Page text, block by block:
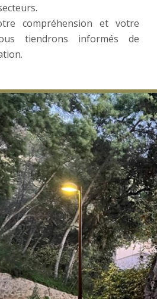
compréhension et votre
tiendrons informés de